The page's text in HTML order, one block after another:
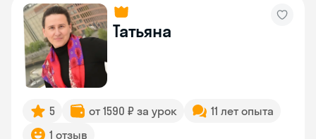
Татьяна
5 от 1590 ₽ за урок
11 лет опыта
1 отзыв